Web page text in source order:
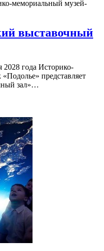
мемориальный музей-
выставочный
2028 года Историко-
представляет
зал»…